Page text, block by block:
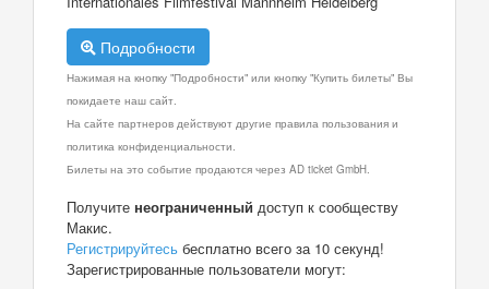
Подробности
Нажимая на кнопку "Подробности" или кнопку "Купить билеты" Вы
покидаете наш сайт.
На сайте партнеров действуют другие правила пользования и
политика конфиденциальности.
Билеты на это событие продаются через AD ticket GmbH.
Получите неограниченный доступ к сообществу
Макис.
Регистрируйтесь бесплатно всего за 10 секунд!
Зарегистрированные пользователи могут: